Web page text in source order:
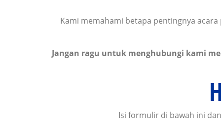
Kami memahami betapa pentingnya
Jangan ragu untuk menghubungi kami
Isi formulir di bawah ini